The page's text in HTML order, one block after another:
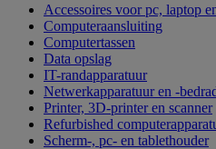
Accessoires voor pc, laptop
Computeraansluiting
Computertassen
Data opslag
IT-randapparatuur
Netwerkapparatuur en -
Printer, 3D-printer en scanner
Refurbished
Scherm-, pc- en tablethouder